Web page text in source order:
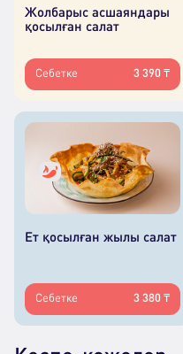
Жолбарыс асшаяндары
қосылған салат
Себетке 3 390 ₸
Ет қосылған жылы салат
Себетке 3 380 ₸